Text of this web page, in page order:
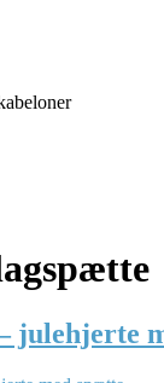
julehjerte